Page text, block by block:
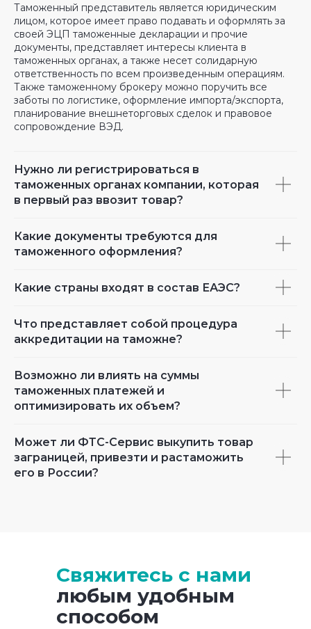
Таможенный представитель является юридическим
лицом, которое имеет право подавать и оформлять за
своей ЭЦП таможенные декларации и прочие
документы, представляет интересы клиента в
таможенных органах, а также несет солидарную
ответственность по всем произведенным операциям.
Также таможенному брокеру можно поручить все
заботы по логистике, оформление импорта/экспорта,
планирование внешнеторговых сделок и правовое
сопровождение ВЭД.
Нужно ли регистрироваться в
таможенных органах компании, которая
в первый раз ввозит товар?
Какие документы требуются для
таможенного оформления?
Какие страны входят в состав ЕАЭС?
Что представляет собой процедура
аккредитации на таможне?
Возможно ли влиять на суммы
таможенных платежей и
оптимизировать их объем?
Может ли ФТС-Сервис выкупить товар
заграницей, привезти и растаможить
его в России?
Свяжитесь с нами
любым удобным
способом